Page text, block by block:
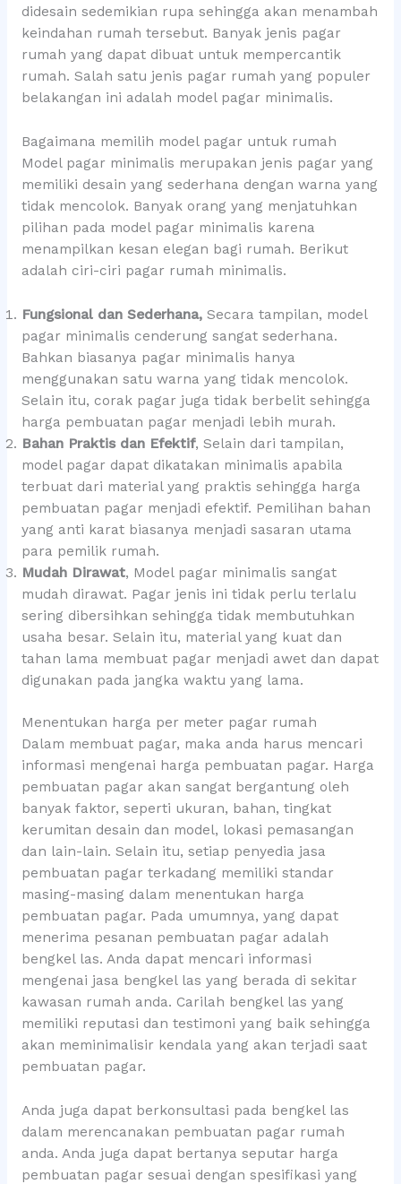
didesain sedemikian rupa sehingga akan menambah
keindahan rumah tersebut. Banyak jenis pagar
rumah yang dapat dibuat untuk mempercantik
rumah. Salah satu jenis pagar rumah yang populer
belakangan ini adalah model pagar minimalis.
Bagaimana memilih model pagar untuk rumah
Model pagar minimalis merupakan jenis pagar yang
memiliki desain yang sederhana dengan warna yang
tidak mencolok. Banyak orang yang menjatuhkan
pilihan pada model pagar minimalis karena
menampilkan kesan elegan bagi rumah. Berikut
adalah ciri-ciri pagar rumah minimalis.
Fungsional dan Sederhana,Secara tampilan, model
pagar minimalis cenderung sangat sederhana.
Bahkan biasanya pagar minimalis hanya
menggunakan satu warna yang tidak mencolok.
Selain itu, corak pagar juga tidak berbelit sehingga
harga pembuatan pagar menjadi lebih murah.
Bahan Praktis dan Efektif, Selain dari tampilan,
model pagar dapat dikatakan minimalis apabila
terbuat dari material yang praktis sehingga harga
pembuatan pagar menjadi efektif. Pemilihan bahan
yang anti karat biasanya menjadi sasaran utama
para pemilik rumah.
Mudah Dirawat, Model pagar minimalis sangat
mudah dirawat. Pagar jenis ini tidak perlu terlalu
sering dibersihkan sehingga tidak membutuhkan
usaha besar. Selain itu, material yang kuat dan
tahan lama membuat pagar menjadi awet dan dapat
digunakan pada jangka waktu yang lama.
Menentukan harga per meter pagar rumah
Dalam membuat pagar, maka anda harus mencari
informasi mengenai harga pembuatan pagar. Harga
pembuatan pagar akan sangat bergantung oleh
banyak faktor, seperti ukuran, bahan, tingkat
kerumitan desain dan model, lokasi pemasangan
dan lain-lain. Selain itu, setiap penyedia jasa
pembuatan pagar terkadang memiliki standar
masing-masing dalam menentukan harga
pembuatan pagar. Pada umumnya, yang dapat
menerima pesanan pembuatan pagar adalah
bengkel las. Anda dapat mencari informasi
mengenai jasa bengkel las yang berada di sekitar
kawasan rumah anda. Carilah bengkel las yang
memiliki reputasi dan testimoni yang baik sehingga
akan meminimalisir kendala yang akan terjadi saat
pembuatan pagar.
Anda juga dapat berkonsultasi pada bengkel las
dalam merencanakan pembuatan pagar rumah
anda. Anda juga dapat bertanya seputar harga
pembuatan pagar sesuai dengan spesifikasi yang